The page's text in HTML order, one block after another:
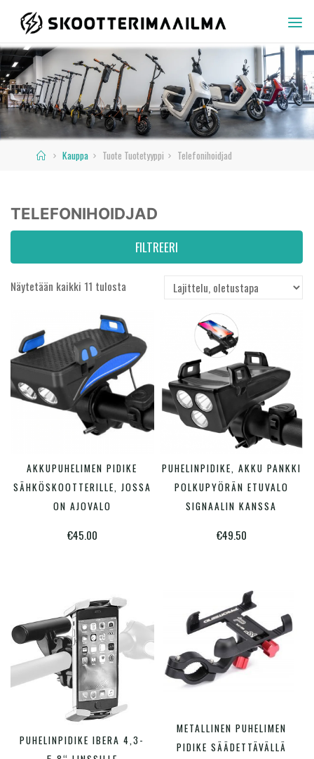
content
SKOOTTERIMAAILMA
HomeKauppa Tuote Tuotetyyppi Telefonihoidjad
TELEFONIHOIDJAD
FILTREERI
Hinta: €11—€50
Varastossa
Näytetään kaikki 11 tulosta
LISÄÄ OSTOSKORIIN
AKKUPUHELIMEN PIDIKE
SÄHKÖSKOOTTERILLE, JOSSA
ON AJOVALO
€45.00
VALITSE VAIHTOEHDOISTA Tällä
PUHELINPIDIKE, AKKU PANKKI
POLKUPYÖRÄN ETUVALO
SIGNAALIN KANSSA
€49.50
LISÄÄ OSTOSKORIIN
PUHELINPIDIKE IBERA 4,3-
LISÄÄ OSTOSKORIIN
METALLINEN PUHELIMEN
PIDIKE SÄÄDETTÄVÄLLÄ